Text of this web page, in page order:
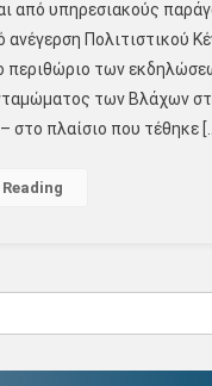
από υπηρεσιακούς
Πολιτιστικού
περιθώριο των
των Βλάχων
στο πλαίσιο που τέθηκε